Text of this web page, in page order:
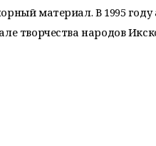
материал. В 1995
творчества народов